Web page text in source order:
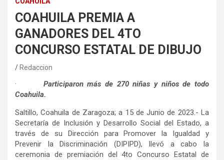
COAHUILA PREMIA A
GANADORES DEL 4TO
CONCURSO ESTATAL DE DIBUJO
Redaccion
·
Participaron más de 270 niñas y niños de todo
Coahuila.
Saltillo, Coahuila de Zaragoza; a 15 de Junio de 2023.- La
Secretaría de Inclusión y Desarrollo Social del Estado, a
través de su Dirección para Promover la Igualdad y
Prevenir la Discriminación (DIPIPD), llevó a cabo la
ceremonia de premiación del 4to Concurso Estatal de